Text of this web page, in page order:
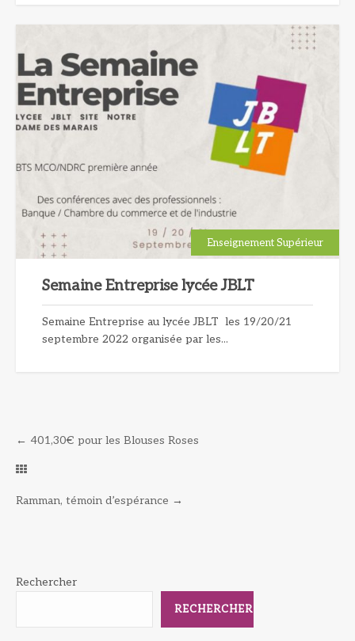
Enseignement Supérieur
Semaine Entreprise lycée JBLT
Semaine Entreprise au lycée JBLT les 19/20/21
septembre 2022 organisée par les...
← 401,30€ pour les Blouses Roses
Ramman, témoin d’espérance →
Rechercher
RECHERCHER